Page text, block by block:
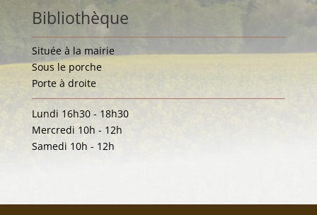
Bibliothèque
Située à la mairie
Sous le porche
Porte à droite
Lundi 16h30 - 18h30
Mercredi 10h - 12h
Samedi 10h - 12h